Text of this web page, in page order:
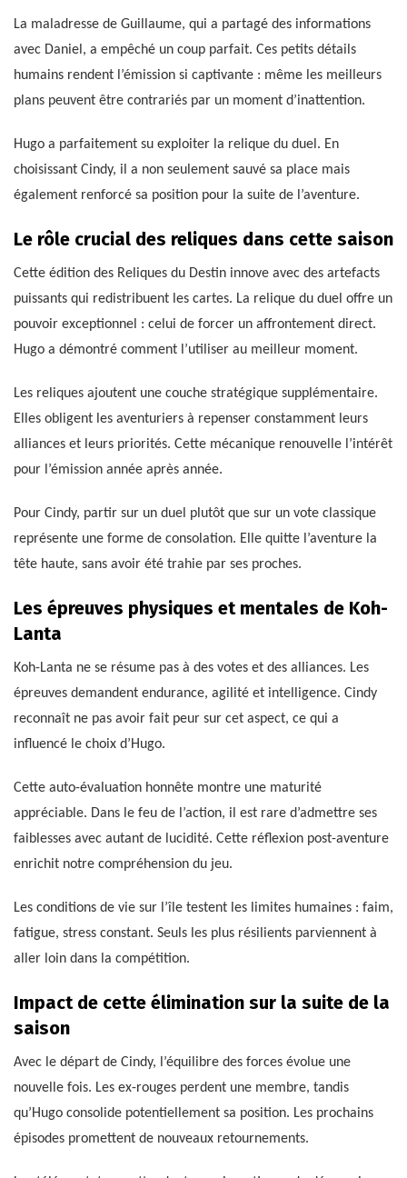
La maladresse de Guillaume, qui a partagé des informations
avec Daniel, a empêché un coup parfait. Ces petits détails
humains rendent l’émission si captivante : même les meilleurs
plans peuvent être contrariés par un moment d’inattention.
Hugo a parfaitement su exploiter la relique du duel. En
choisissant Cindy, il a non seulement sauvé sa place mais
également renforcé sa position pour la suite de l’aventure.
Le rôle crucial des reliques dans cette saison
Cette édition des Reliques du Destin innove avec des artefacts
puissants qui redistribuent les cartes. La relique du duel offre un
pouvoir exceptionnel : celui de forcer un affrontement direct.
Hugo a démontré comment l’utiliser au meilleur moment.
Les reliques ajoutent une couche stratégique supplémentaire.
Elles obligent les aventuriers à repenser constamment leurs
alliances et leurs priorités. Cette mécanique renouvelle l’intérêt
pour l’émission année après année.
Pour Cindy, partir sur un duel plutôt que sur un vote classique
représente une forme de consolation. Elle quitte l’aventure la
tête haute, sans avoir été trahie par ses proches.
Les épreuves physiques et mentales de Koh-
Lanta
Koh-Lanta ne se résume pas à des votes et des alliances. Les
épreuves demandent endurance, agilité et intelligence. Cindy
reconnaît ne pas avoir fait peur sur cet aspect, ce qui a
influencé le choix d’Hugo.
Cette auto-évaluation honnête montre une maturité
appréciable. Dans le feu de l’action, il est rare d’admettre ses
faiblesses avec autant de lucidité. Cette réflexion post-aventure
enrichit notre compréhension du jeu.
Les conditions de vie sur l’île testent les limites humaines : faim,
fatigue, stress constant. Seuls les plus résilients parviennent à
aller loin dans la compétition.
Impact de cette élimination sur la suite de la
saison
Avec le départ de Cindy, l’équilibre des forces évolue une
nouvelle fois. Les ex-rouges perdent une membre, tandis
qu’Hugo consolide potentiellement sa position. Les prochains
épisodes promettent de nouveaux retournements.